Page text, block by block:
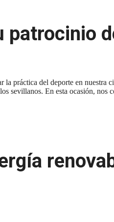
patrocinio
la práctica del deporte en
sevillanos. En esta ocasión,